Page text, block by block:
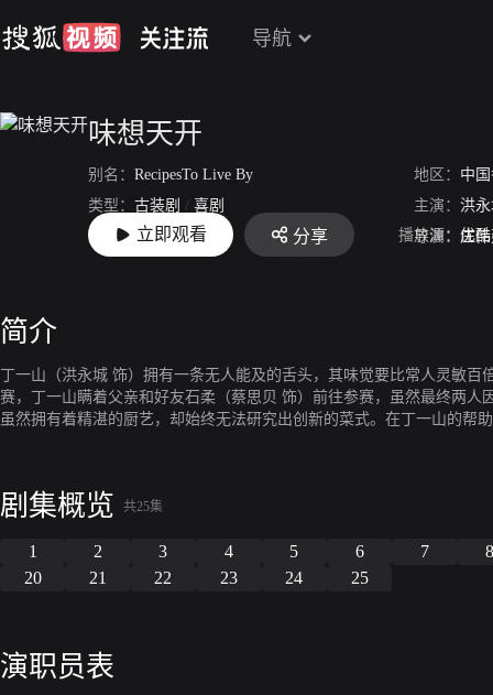
导航
味想天开
别名： RecipesTo Live By 地区： 中
类型： 古装剧 / 喜剧 主演： 洪
上映： 2017-01-02 导演： 庄
立即观看 分享 播放源： 优酷
简介
丁一山（洪永城 饰）拥有一条无人能及的舌头，其味觉要比常人灵敏
赛，丁一山瞒着父亲和好友石柔（蔡思贝 饰）前往参赛，虽然最终两人
虽然拥有着精湛的厨艺，却始终无法研究出创新的菜式。在丁一山的
剧集概览 共25集
1 2 3 4 5 6 7
20
21 22 23 24 25
演职员表